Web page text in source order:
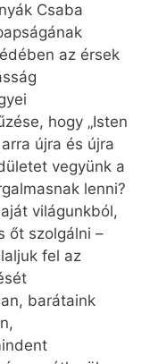
Csaba
az érsek
hogy „Isten
újra és újra
vegyünk a
lenni?
világunkból,
őt szolgálni –
fel az
barátaink